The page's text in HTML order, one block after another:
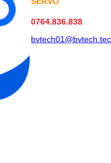
0764.836.838